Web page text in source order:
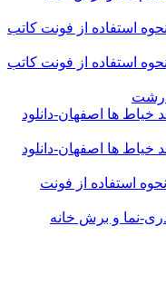
استفاده از فونت کاتب
استفاده از فونت کاتب
رشت
خیاط ها اصفهان-دانلود
خیاط ها اصفهان-دانلود
استفاده از فونت
نما و برش خانه